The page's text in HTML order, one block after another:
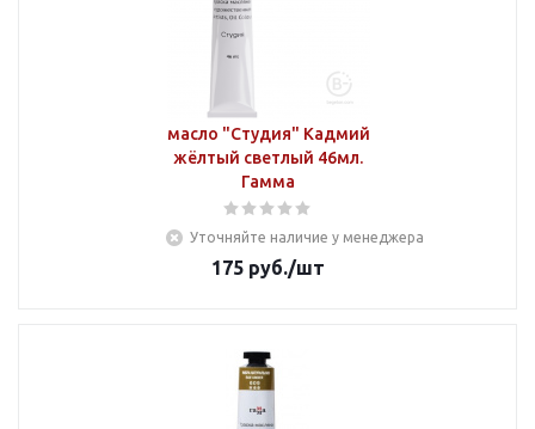
масло "Студия" Кадмий
жёлтый светлый 46мл.
Гамма
Уточняйте наличие у менеджера
175 руб./шт